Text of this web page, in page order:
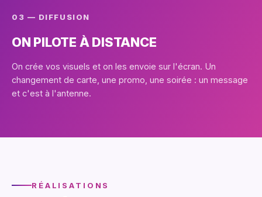
03 — DIFFUSION
ON PILOTE À DISTANCE
On crée vos visuels et on les envoie sur l'écran. Un
changement de carte, une promo, une soirée : un message
et c'est à l'antenne.
RÉALISATIONS